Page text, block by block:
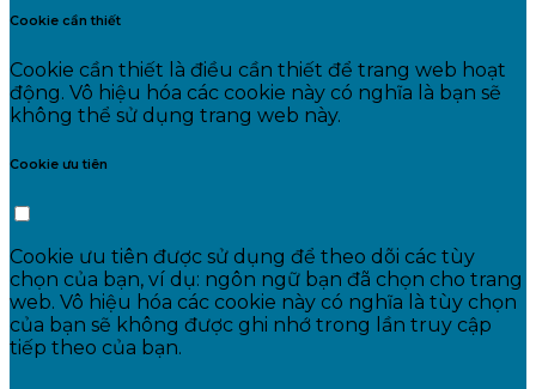
Cookie cần thiết
Cookie cần thiết là điều cần thiết để trang web hoạt
động. Vô hiệu hóa các cookie này có nghĩa là bạn sẽ
không thể sử dụng trang web này.
Cookie ưu tiên
Cookie ưu tiên được sử dụng để theo dõi các tùy
chọn của bạn, ví dụ: ngôn ngữ bạn đã chọn cho trang
web. Vô hiệu hóa các cookie này có nghĩa là tùy chọn
của bạn sẽ không được ghi nhớ trong lần truy cập
tiếp theo của bạn.